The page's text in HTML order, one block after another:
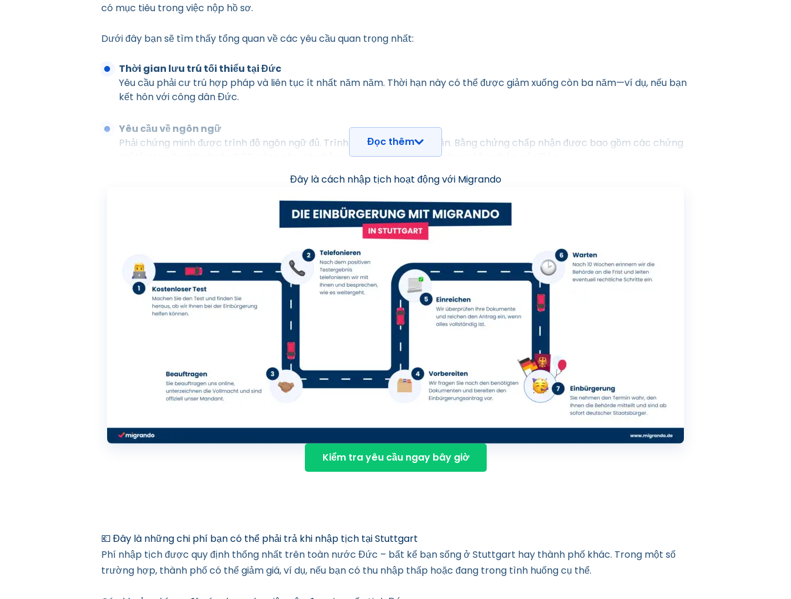
có mục tiêu trong việc nộp hồ sơ.
Dưới đây bạn sẽ tìm thấy tổng quan về các yêu cầu quan trọng nhất:
Thời gian lưu trú tối thiểu tại Đức
Yêu cầu phải cư trú hợp pháp và liên tục ít nhất năm năm. Thời hạn này có thể được giảm xuống còn ba năm—ví dụ, nếu bạn
kết hôn với công dân Đức.
Yêu cầu về ngôn ngữ
Phải chứng minh được trình độ ngôn ngữ đủ. Trình độ B1 được công nhận. Bằng chứng chấp nhận được bao gồm các chứng
chỉ từ telc, Goethe hoặc DTZ, cũng như các bằng cấp về trường học hoặc nghề nghiệp của Đức.
Phải đảm bảo sinh kế an toàn. Người nộp đơn không được hưởng trợ cấp xã hội hoặc trợ cấp công dân (Điều 10, Đoạn 1, Số 3
của StAG). Các chế độ phúc lợi như trợ cấp nuôi con, trợ cấp nuôi con hoặc BAföG không phải là căn cứ để loại trừ. Việc
cung cấp cho người thân phụ thuộc cũng phải được đảm bảo.
Kiến thức cơ bản về hệ thống Đức
Người nộp đơn phải chứng minh được kiến thức cơ bản về hệ thống pháp luật và xã hội của Đức. Những người có bằng cấp
học vấn nhất định ở Đức có thể được miễn yêu cầu này.
Một cam kết bằng văn bản về trật tự cơ bản tự do và dân chủ cũng là một trong những yêu cầu. Điều này được thực hiện
thông qua cái gọi là tuyên bố trung thành.
Không có tiền án tiền sự có liên quan
Nhập tịch bị loại trừ nếu có bản án cuối cùng cho hơn 90 mức giá hàng ngày hoặc bản án tù hơn ba tháng (Mục 12a của
StAG). Tuy nhiên, các hành vi phạm tội nhỏ có thể được coi là không liên quan trong các trường hợp cá nhân.
Đọc thêm
Đây là cách nhập tịch hoạt động với Migrando
Kiểm tra yêu cầu ngay bây giờ
💶 Đây là những chi phí bạn có thể phải trả khi nhập tịch tại Stuttgart
Phí nhập tịch được quy định thống nhất trên toàn nước Đức – bất kể bạn sống ở Stuttgart hay thành phố khác. Trong một số
trường hợp, thành phố có thể giảm giá, ví dụ, nếu bạn có thu nhập thấp hoặc đang trong tình huống cụ thể.